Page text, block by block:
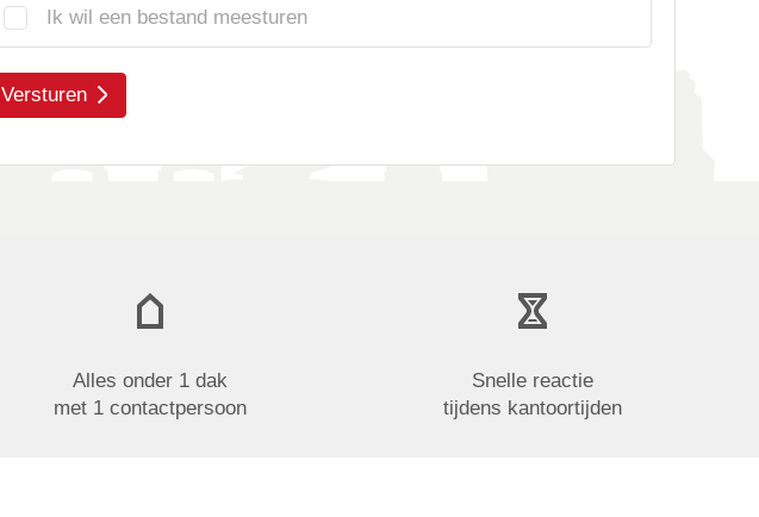
Ik wil een bestand meesturen
Versturen
Alles onder 1 dak
met 1 contactpersoon
Snelle reactie
tijdens kantoortijden